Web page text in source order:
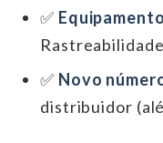
✅
✅ Novo
distribuidor